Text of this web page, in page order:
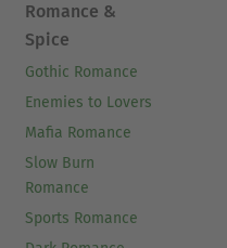
Romance &
Spice
Gothic Romance
Enemies to Lovers
Mafia Romance
Slow Burn
Romance
Sports Romance